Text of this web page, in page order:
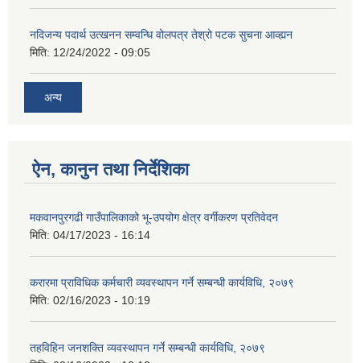
नदिजन्य पदार्थ उत्खनन सम्वन्धि वोलपत्र तेश्रो पटक सुचना आव्ह्यन
मिति: 12/24/2022 - 09:05
अन्य
ऐन, कानुन तथा निर्देशिका
मकवानपुरगढी गाउँपालिकाको भू-उपयोग क्षेत्र वर्गीकरण प्रतिवेदन
मिति: 04/17/2023 - 16:14
करारमा प्राविधिक कर्मचारी व्यवस्थापन गर्ने सम्बन्धी कार्यविधि, २०७९
मिति: 02/16/2023 - 10:19
तहविहिन जनशक्ति व्यवस्थापन गर्ने सम्बन्धी कार्यविधि, २०७९